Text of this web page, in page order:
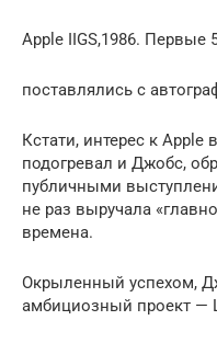
Apple IIGS,1986. Первые
поставлялись с
Кстати, интерес к Apple
подогревал и Джобс,
публичными
не раз выручала
времена.
Окрыленный успехом,
амбициозный проект —